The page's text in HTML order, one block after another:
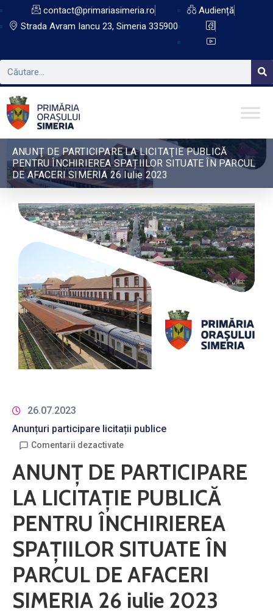
contact@primariasimeria.ro
Strada Avram Iancu 23, Simeria 335900
Audiență
ANUNŢ DE PARTICIPARE LA LICITAŢIE PUBLICĂ
PENTRU ÎNCHIRIEREA SPAȚIILOR SITUATE ÎN PARCUL
DE AFACERI SIMERIA 26 Iulie 2023
26.07.2023
Anunțuri participare licitații publice
Comentarii dezactivate
ANUNŢ DE PARTICIPARE
LA LICITAŢIE PUBLICĂ
PENTRU ÎNCHIRIEREA
SPAȚIILOR SITUATE ÎN
PARCUL DE AFACERI
SIMERIA 26 iulie 2023